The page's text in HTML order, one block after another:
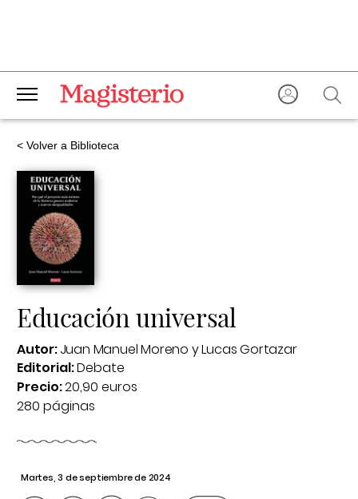
< Volver a Biblioteca
Educación universal
Autor:Juan Manuel Moreno y Lucas Gortazar
Editorial:Debate
Precio:20,90 euros
280 páginas
Martes, 3 de septiembre de 2024